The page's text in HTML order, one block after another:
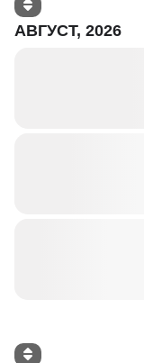
АВГУСТ, 2026